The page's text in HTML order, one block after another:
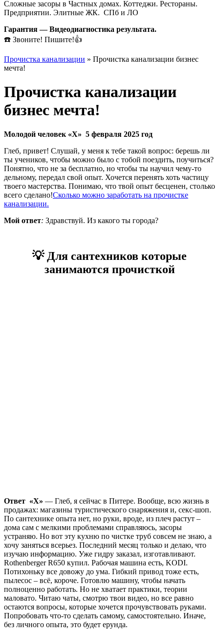
Сложные засоры в Частных домах. Коттеджи. Рестораны.
Предприятии. Элитные ЖК. СПб и ЛО
Гарантия — Видеодиагностика результата.
☎️ Звоните! Пишите!👍
Прочистка канализации » Прочистка канализации бизнес
мечта!
Прочистка канализации
бизнес мечта!
Молодой человек «Х» 5 февраля 2025 год
Глеб, привет! Слушай, у меня к тебе такой вопрос: берешь ли
ты учеников, чтобы можно было с тобой поездить, поучиться?
Понятно, что не за бесплатно, но чтобы ты научил чему-то
дельному, передал свой опыт. Хочется перенять хоть частицу
твоего мастерства. Понимаю, что твой опыт бесценен, столько
всего сделано!Сколько можно заработать на прочистке
канализации.
Мой ответ: Здравствуй. Из какого ты города?
💡 Для сантехников которые
занимаются прочисткой
Ответ «Х» — Глеб, я сейчас в Питере. Вообще, всю жизнь в
продажах: магазины туристического снаряжения и, секс-шоп.
По сантехнике опыта нет, но руки, вроде, из плеч растут –
дома сам с мелкими проблемами справляюсь, засоры
устраняю. Но вот эту кухню по чистке труб совсем не знаю, а
хочу заняться всерьез. Последний месяц только и делаю, что
изучаю информацию. Уже гидру заказал, изготавливают.
Rothenberger R650 купил. Рабочая машина есть, KODI.
Потихоньку все довожу до ума. Гибкий привод тоже есть,
пылесос – всё, короче. Готовлю машину, чтобы начать
полноценно работать. Но не хватает практики, теории
маловато. Читаю чаты, смотрю твои видео, но все равно
остаются вопросы, которые хочется прочувствовать руками.
Попробовать что-то сделать самому, самостоятельно. Иначе,
без личного опыта, это будет ерунда.